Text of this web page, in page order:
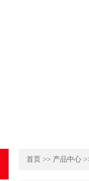
首页 >> 产品中心